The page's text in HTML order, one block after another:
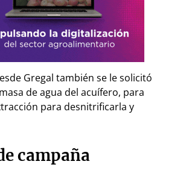
Gregal también se le solicitó
de agua del acuífero, para
para desnitrificarla y
campaña